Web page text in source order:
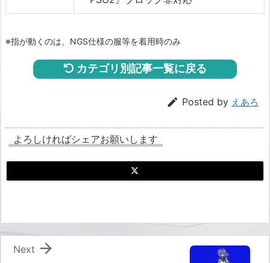
※指が動くのは、NGS仕様の服等を着用時のみ
カテゴリ別記事一覧に戻る
 Posted by えあろ
よろしければシェアお願いします

Next